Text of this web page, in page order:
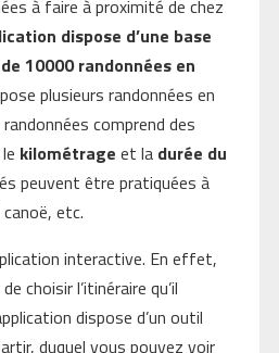
à faire à proximité de chez
dispose d’une base
10000 randonnées en
plusieurs randonnées en
comprend des
kilométrage et la durée du
peuvent être pratiquées à
etc.
interactive. En effet,
choisir l’itinéraire qu’il
dispose d’un outil
duquel vous pouvez voir